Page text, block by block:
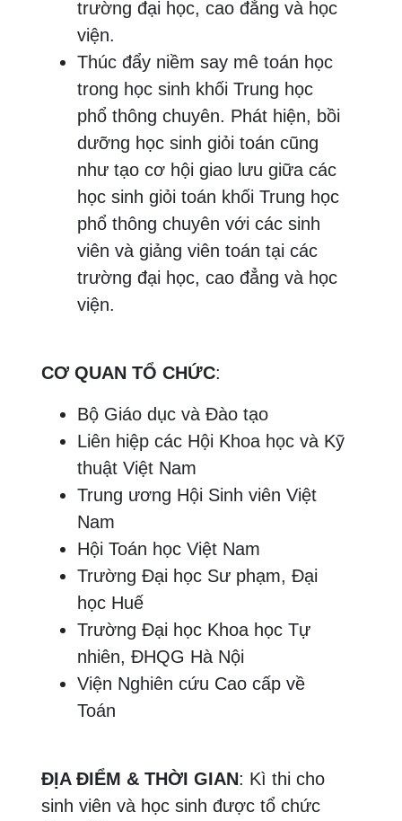
trường đại học, cao đẳng và học
viện.
Thúc đẩy niềm say mê toán học
trong học sinh khối Trung học
phổ thông chuyên. Phát hiện, bồi
dưỡng học sinh giỏi toán cũng
như tạo cơ hội giao lưu giữa các
học sinh giỏi toán khối Trung học
phổ thông chuyên với các sinh
viên và giảng viên toán tại các
trường đại học, cao đẳng và học
viện.
CƠ QUAN TỔ CHỨC:
Bộ Giáo dục và Đào tạo
Liên hiệp các Hội Khoa học và Kỹ
thuật Việt Nam
Trung ương Hội Sinh viên Việt
Nam
Hội Toán học Việt Nam
Trường Đại học Sư phạm, Đại
học Huế
Trường Đại học Khoa học Tự
nhiên, ĐHQG Hà Nội
Viện Nghiên cứu Cao cấp về
Toán
ĐỊA ĐIỂM & THỜI GIAN: Kì thi cho
sinh viên và học sinh được tổ chức